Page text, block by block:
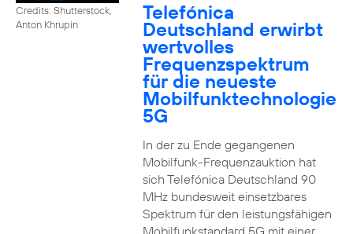
Credits: Shutterstock,
Anton Khrupin
Telefónica
Deutschland erwirbt
wertvolles
Frequenzspektrum
für die neueste
Mobilfunktechnologie
5G
In der zu Ende gegangenen
Mobilfunk-Frequenzauktion hat
sich Telefónica Deutschland 90
MHz bundesweit einsetzbares
Spektrum für den leistungsfähigen
Mobilfunkstandard 5G mit einer